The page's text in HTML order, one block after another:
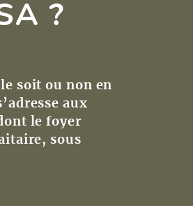
?
soit ou non en
aux
le foyer
sous